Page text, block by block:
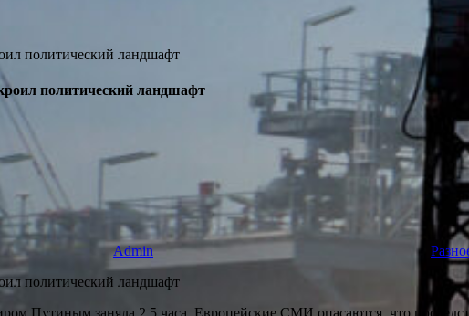
политический ландшафт
Admin
Путиным заняла 2,5 часа. Европейские СМИ опасаются, что